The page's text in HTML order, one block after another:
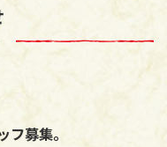
募集。